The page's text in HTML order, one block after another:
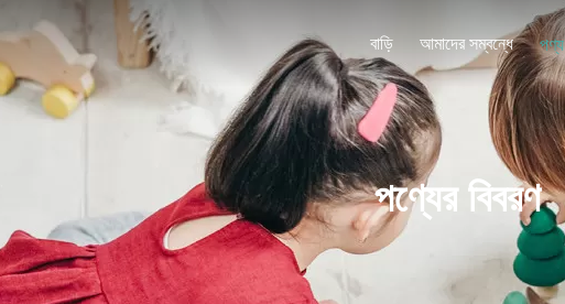
বাড়ি আমাদের সম্বন্ধে পণ্য
পণ্যের বিবরণ